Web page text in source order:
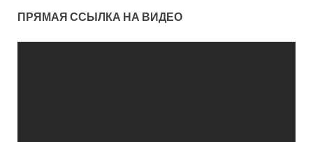
ПРЯМАЯ ССЫЛКА НА ВИДЕО